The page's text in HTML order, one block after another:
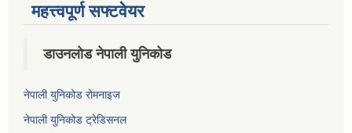
महत्त्वपूर्ण सफ्टवेयर
डाउनलोड नेपाली युनिकोड
नेपाली युनिकोड रोमनाइज
नेपाली युनिकोड ट्रेडिसनल